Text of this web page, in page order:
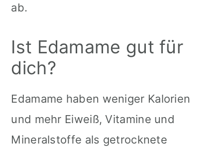
ab.
Ist Edamame gut für
dich?
Edamame haben weniger Kalorien
und mehr Eiweiß, Vitamine und
Mineralstoffe als getrocknete